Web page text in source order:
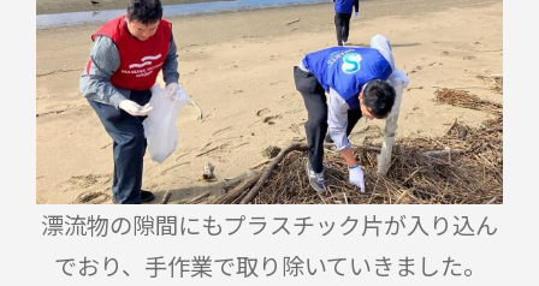
漂流物の隙間にもプラスチック片が入り込ん
でおり、手作業で取り除いていきました。
の
デ
ジ
タ
ル
化